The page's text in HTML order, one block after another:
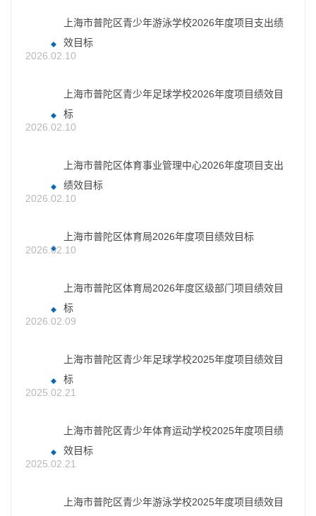
上海市普陀区青少年游泳学校2026年度项目支出绩
效目标
2026.02.10
上海市普陀区青少年足球学校2026年度项目绩效目
标
2026.02.10
上海市普陀区体育事业管理中心2026年度项目支出
绩效目标
2026.02.10
上海市普陀区体育局2026年度项目绩效目标
2026.02.10
上海市普陀区体育局2026年度区级部门项目绩效目
标
2026.02.09
上海市普陀区青少年足球学校2025年度项目绩效目
标
2025.02.21
上海市普陀区青少年体育运动学校2025年度项目绩
效目标
2025.02.21
上海市普陀区青少年游泳学校2025年度项目绩效目